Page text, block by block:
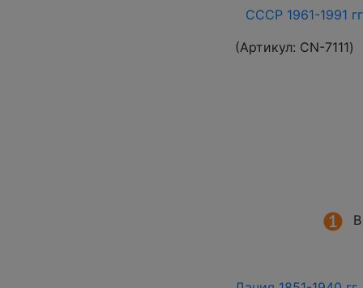
СССР 1961-1991
(Артикул: СN-7111)